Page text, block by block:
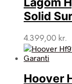
Solid
4.399,00 kr.
Hoover